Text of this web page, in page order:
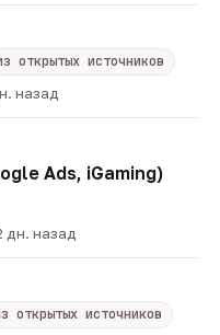
открытых источников
назад
Ads, iGaming)
дн. назад
открытых источников